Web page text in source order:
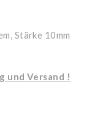
Stärke 10mm
und Versand !